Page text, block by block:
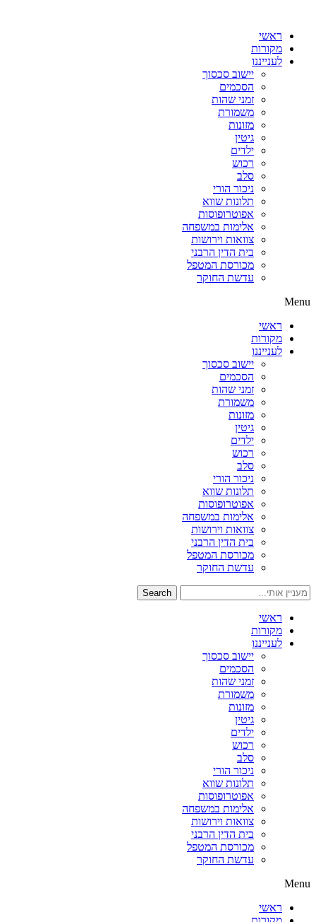
ראשי
מקורות
לענייננו
יישוב סכסוך
הסכמים
זמני שהות
משמורת
מזונות
גיטין
ילדים
רכוש
סלב
ניכור הורי
תלונות שווא
אפוטרופוסות
אלימות במשפחה
צוואות וירושות
בית הדין הרבני
מכורסת המטפל
עדשת החוקר
Menu
ראשי
מקורות
לענייננו
יישוב סכסוך
הסכמים
זמני שהות
משמורת
מזונות
גיטין
ילדים
רכוש
סלב
ניכור הורי
תלונות שווא
אפוטרופוסות
אלימות במשפחה
צוואות וירושות
בית הדין הרבני
מכורסת המטפל
עדשת החוקר
Search
ראשי
מקורות
לענייננו
יישוב סכסוך
הסכמים
זמני שהות
משמורת
מזונות
גיטין
ילדים
רכוש
סלב
ניכור הורי
תלונות שווא
אפוטרופוסות
אלימות במשפחה
צוואות וירושות
בית הדין הרבני
מכורסת המטפל
עדשת החוקר
Menu
ראשי